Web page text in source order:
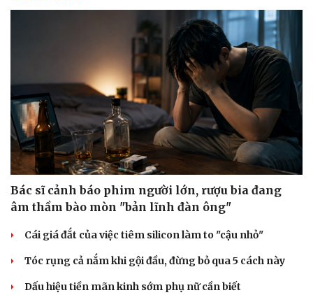
Bác sĩ cảnh báo phim người lớn, rượu bia đang
âm thầm bào mòn "bản lĩnh đàn ông"
Cái giá đắt của việc tiêm silicon làm to "cậu nhỏ"
Tóc rụng cả nắm khi gội đầu, đừng bỏ qua 5 cách này
Dấu hiệu tiền mãn kinh sớm phụ nữ cần biết